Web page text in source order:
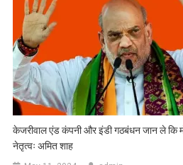
केजरीवाल एंड कंपनी और इंडी गठबंधन जान ले कि
नेतृत्वः अमित शाह